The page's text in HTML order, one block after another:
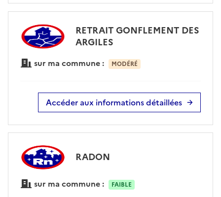
RETRAIT GONFLEMENT DES
ARGILES
sur ma commune : MODÉRÉ
Accéder aux informations détaillées
RADON
sur ma commune : FAIBLE